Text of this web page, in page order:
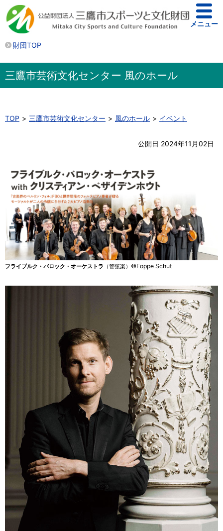
財団TOP
メニュー
三鷹市芸術文化センター 風のホール
TOP 三鷹市芸術文化センター 風のホール イベント
公開日 2024年11月02日
フライブルク・バロック・オーケストラ （管弦楽） ©Foppe Schut